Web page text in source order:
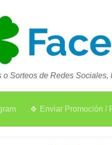
o Sorteos de Redes
🍀 Enviar Promoción /